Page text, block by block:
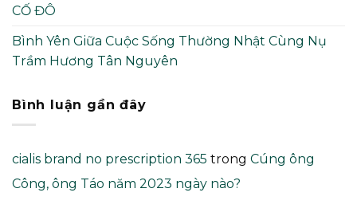
CỐ ĐÔ
Bình Yên Giữa Cuộc Sống Thường Nhật Cùng Nụ
Trầm Hương Tân Nguyên
Bình luận gần đây
cialis brand no prescription 365 trong Cúng ông
Công, ông Táo năm 2023 ngày nào?